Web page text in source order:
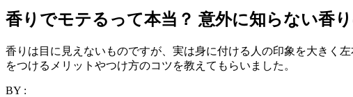
香りでモテるって本当？ 意外に知らない香
香りは目に見えないものですが、実は身に付ける人の印象を大きく
をつけるメリットやつけ方のコツを教えてもらいました。
BY :